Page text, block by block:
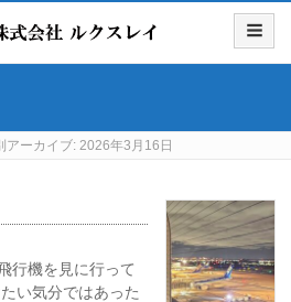
アーカイブ: 2026年3月16日
行機を見に行って
い気分ではあった